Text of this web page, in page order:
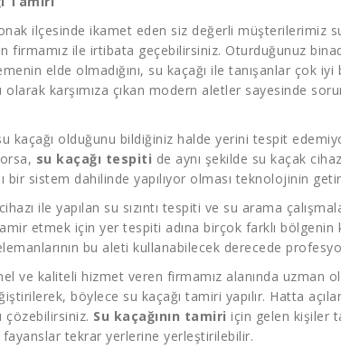
ilçesinde ikamet eden siz değerli müşterilerimiz su
firmamız ile irtibata geçebilirsiniz. Oturduğunuz
elde olmadığını, su kaçağı ile tanışanlar çok
olarak karşımıza çıkan modern aletler sayesinde
kaçağı olduğunu bildiğiniz halde yerini tespit
su kaçağı tespiti de aynı şekilde su kaçak
bir sistem dahilinde yapılıyor olması teknolojinin
ile yapılan su sızıntı tespiti ve su arama
etmek için yer tespiti adına birçok farklı
bu aleti kullanabilecek derecede
ve kaliteli hizmet veren firmamız alanında uzman
böylece su kaçağı tamiri yapılır. Hatta
çözebilirsiniz. Su kaçağının tamiri için gelen kişiler
fayanslar tekrar yerlerine yerleştirilebilir.